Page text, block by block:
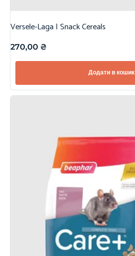
Versele-Laga | Snack Cereals
270,00 ₴
Додати в кошик